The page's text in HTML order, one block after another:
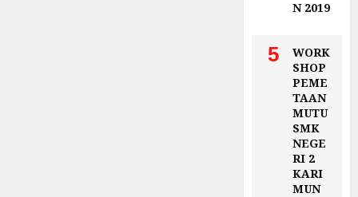
N 2019
5
WORK
SHOP
PEME
TAAN
MUTU
SMK
NEGE
RI 2
KARI
MUN